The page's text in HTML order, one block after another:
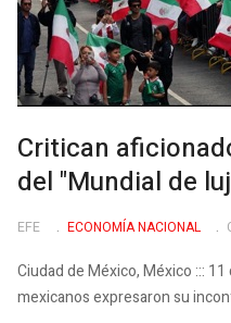
Critican
del "Mundial de
EFE ECONOMÍ­A NACIONAL
Ciudad de México, México :::
mexicanos expresaron su